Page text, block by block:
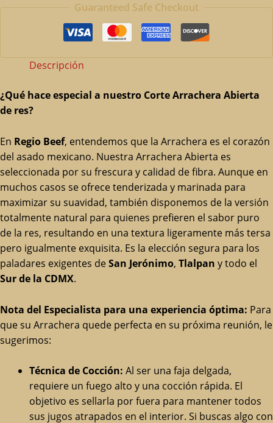
Guaranteed Safe Checkout
Descripción
¿Qué hace especial a nuestro Corte Arrachera Abierta
de res?
En Regio Beef, entendemos que la Arrachera es el corazón
del asado mexicano. Nuestra Arrachera Abierta es
seleccionada por su frescura y calidad de fibra. Aunque en
muchos casos se ofrece tenderizada y marinada para
maximizar su suavidad, también disponemos de la versión
totalmente natural para quienes prefieren el sabor puro
de la res, resultando en una textura ligeramente más tersa
pero igualmente exquisita. Es la elección segura para los
paladares exigentes deSan Jerónimo, Tlalpan y todo el
Sur de la CDMX.
Nota del Especialista para una experiencia óptima: Para
que su Arrachera quede perfecta en su próxima reunión, le
sugerimos:
Técnica de Cocción: Al ser una faja delgada,
requiere un fuego alto y una cocción rápida. El
objetivo es sellarla por fuera para mantener todos
sus jugos atrapados en el interior. Si buscas algo con